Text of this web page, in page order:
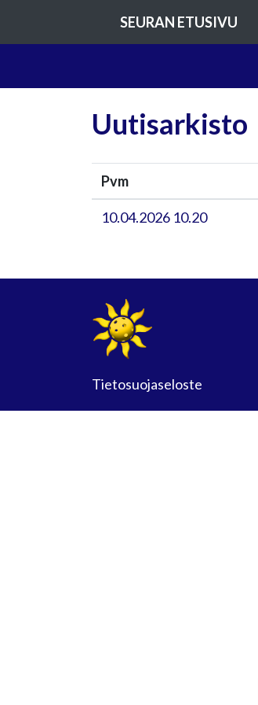
SEURAN ETUSIVU
Uutisarkisto
Pvm
10.04.2026 10.20
Tietosuojaseloste